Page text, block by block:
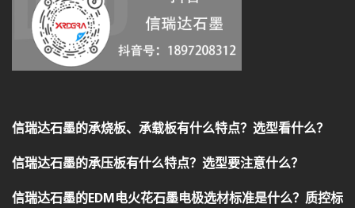
信瑞达石墨的承烧板、承载板有什么特点？选型看什么？
信瑞达石墨的承压板有什么特点？选型要注意什么？
信瑞达石墨的EDM电火花石墨电极选材标准是什么？质控标